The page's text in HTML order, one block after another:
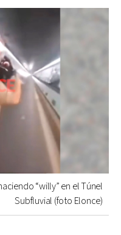
“willy” en el Túnel
Subfluvial (foto Elonce)